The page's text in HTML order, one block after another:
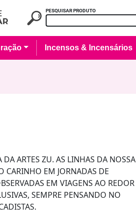
PESQUISAR PRODUTO
Incensos & Incensários
DA ARTES ZU. AS LINHAS DA NOSSA
CARINHO EM JORNADAS DE
EM VIAGENS AO REDOR
SEMPRE PENSANDO NO